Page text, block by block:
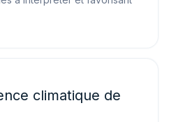
climatique de